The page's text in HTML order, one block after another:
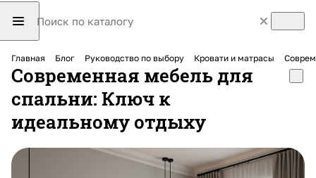
Главная Блог Руководство по выбору Кровати и матрасы
Современная мебель для
спальни: Ключ к
идеальному отдыху